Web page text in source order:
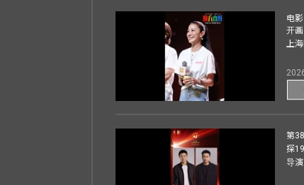
电
开
上
第
探
导演